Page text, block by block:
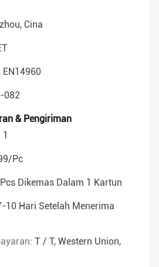
Cina
EN14960
082
& Pengiriman
1
pc
Dikemas Dalam 1 Kartun
10 Hari Setelah Menerima
T / T, Western Union,